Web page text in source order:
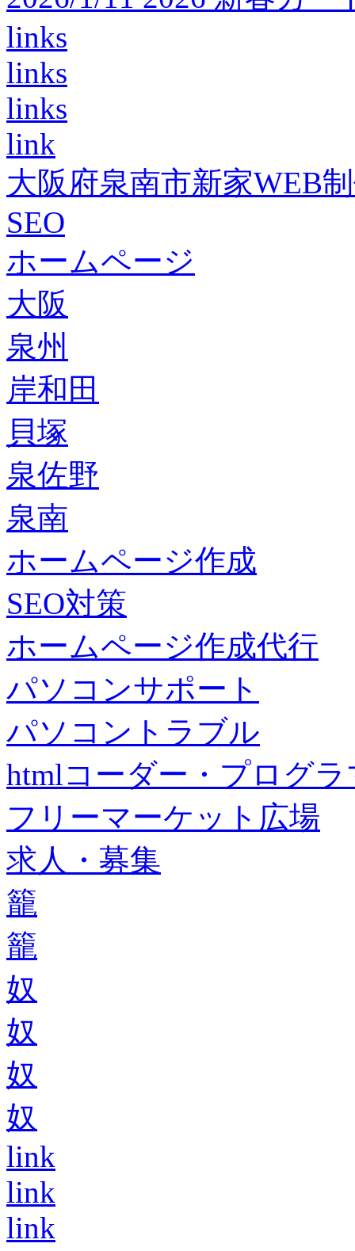
links
links
links
link
大阪府泉南市新家WEB
SEO
ホームページ
大阪
泉州
岸和田
貝塚
泉佐野
泉南
ホームページ作成
SEO対策
ホームページ作成代行
パソコンサポート
パソコントラブル
htmlコーダー・プログラ
フリーマーケット広場
求人・募集
籠
籠
奴
奴
奴
奴
link
link
link